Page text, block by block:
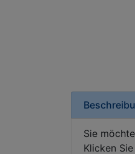
Sie
Klicken